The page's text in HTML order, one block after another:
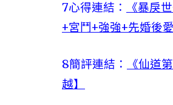
7心得連結：
《暴戾
+宮鬥+強強+先婚後
8簡評連結：
《仙道
越】